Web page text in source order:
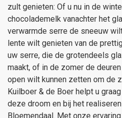
zult genieten: Of u nu in de
chocolademelk vanachter het
verwarmde serre de sneeuw
lente wilt genieten van de
uw serre, die de grotendeels
maakt, of in de zomer de
open wilt kunnen zetten om de
Kuilboer & de Boer helpt u
deze droom en bij het
Bloemendaal. Met onze